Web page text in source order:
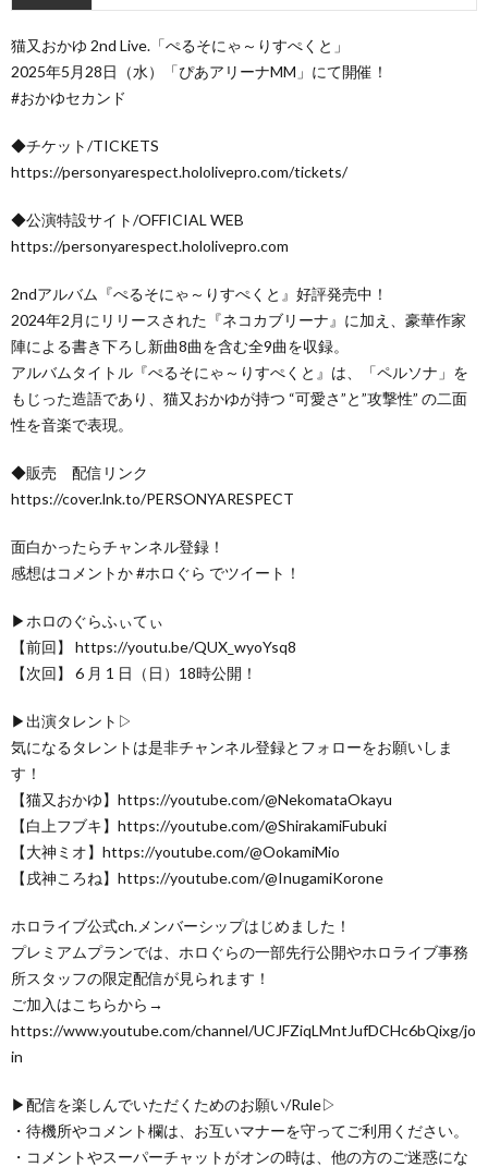
猫又おかゆ 2nd Live.「ぺるそにゃ～りすぺくと」
2025年5月28日（水）「ぴあアリーナMM」にて開催！
#おかゆセカンド
◆チケット/TICKETS
https://personyarespect.hololivepro.com/tickets/
◆公演特設サイト/OFFICIAL WEB
https://personyarespect.hololivepro.com
2ndアルバム『ぺるそにゃ～りすぺくと』好評発売中！
2024年2月にリリースされた『ネコカブリーナ』に加え、豪華作家
陣による書き下ろし新曲8曲を含む全9曲を収録。
アルバムタイトル『ぺるそにゃ～りすぺくと』は、「ペルソナ」を
もじった造語であり、猫又おかゆが持つ “可愛さ”と”攻撃性” の二面
性を音楽で表現。
◆販売 配信リンク
https://cover.lnk.to/PERSONYARESPECT
面白かったらチャンネル登録！
感想はコメントか #ホロぐら でツイート！
▶︎ホロのぐらふぃてぃ
【前回】 https://youtu.be/QUX_wyoYsq8
【次回】 6 月 1 日（日）18時公開！
▶出演タレント▷
気になるタレントは是非チャンネル登録とフォローをお願いしま
す！
【猫又おかゆ】https://youtube.com/@NekomataOkayu
【白上フブキ】https://youtube.com/@ShirakamiFubuki
【大神ミオ】https://youtube.com/@OokamiMio
【戌神ころね】https://youtube.com/@InugamiKorone
ホロライブ公式ch.メンバーシップはじめました！
プレミアムプランでは、ホロぐらの一部先行公開やホロライブ事務
所スタッフの限定配信が見られます！
ご加入はこちらから→
https://www.youtube.com/channel/UCJFZiqLMntJufDCHc6bQixg/jo
in
▶配信を楽しんでいただくためのお願い/Rule▷
・待機所やコメント欄は、お互いマナーを守ってご利用ください。
・コメントやスーパーチャットがオンの時は、他の方のご迷惑にな